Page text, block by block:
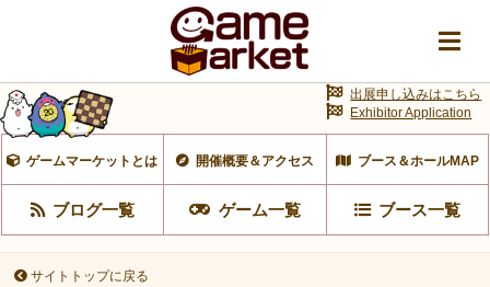
ゲームマーケットとは 開催概要＆アクセス ブース＆ホールMAP
ブログ一覧 ゲーム一覧 ブース一覧
出展申し込みはこちら
Exhibitor Application
サイトトップに戻る